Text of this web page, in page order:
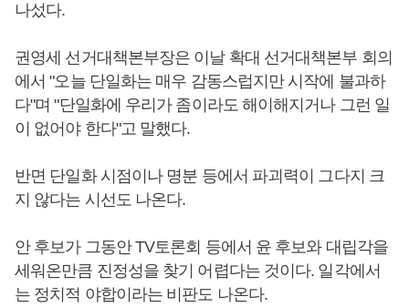
나섰다.
권영세 선거대책본부장은 이날 확대 선거대책본부 회의
에서 "오늘 단일화는 매우 감동스럽지만 시작에 불과하
다"며 "단일화에 우리가 좀이라도 해이해지거나 그런 일
이 없어야 한다"고 말했다.
반면 단일화 시점이나 명분 등에서 파괴력이 그다지 크
지 않다는 시선도 나온다.
안 후보가 그동안 TV토론회 등에서 윤 후보와 대립각을
세워온만큼 진정성을 찾기 어렵다는 것이다. 일각에서
는 정치적 야합이라는 비판도 나온다.